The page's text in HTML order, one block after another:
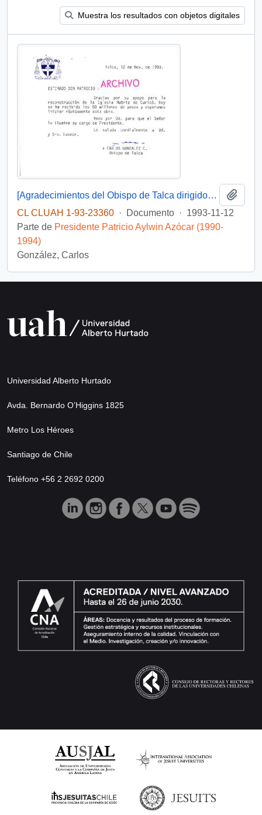
Muestra los resultados con objetos digitales
[Agradecimientos del Obispo de Talca dirigidos al Presidente Patricio Aylwin por el apoyo en la reconstrucción de la Iglesia Matriz de Curicó]
CL CLUAH 1-93-23360 · Documento · 1993-11-12
Parte de Presidente Patricio Aylwin Azócar (1990-
1994)
González, Carlos
Universidad Alberto Hurtado
Avda. Bernardo O’Higgins 1825
Metro Los Héroes
Santiago de Chile
Teléfono +56 2 2692 0200